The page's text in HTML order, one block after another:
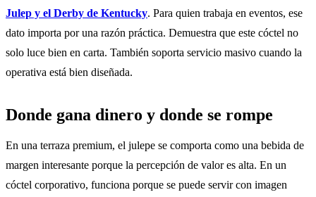
Julep y el Derby de Kentucky. Para quien trabaja en eventos, ese
dato importa por una razón práctica. Demuestra que este cóctel no
solo luce bien en carta. También soporta servicio masivo cuando la
operativa está bien diseñada.
Donde gana dinero y donde se rompe
En una terraza premium, el julepe se comporta como una bebida de
margen interesante porque la percepción de valor es alta. En un
cóctel corporativo, funciona porque se puede servir con imagen